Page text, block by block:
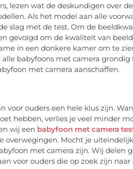
lezen wat de deskundigen over
Als het model aan alle
slag met de test. Om de
gevolgd om de kwaliteit van
in een donkere kamer om te
babyfoons met camera grondig
met camera aanschaffen.
voor ouders een hele klus zijn.
hebben, verlies je veel minder
wij een babyfoon met camera
Mocht je
met camera zijn. Wij delen
voor ouders die op zoek zijn